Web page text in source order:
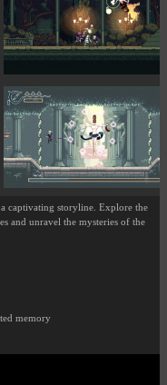
captivating storyline. Explore the
and unravel the mysteries of the
memory